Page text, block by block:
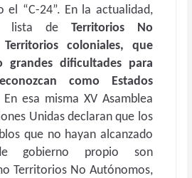
el “C-24”. En la actualidad,
lista de Territorios No
coloniales, que
grandes dificultades para
como Estados
En esa misma XV Asamblea
Unidas declaran que los
que no hayan alcanzado
gobierno propio son
Territorios No Autónomos,